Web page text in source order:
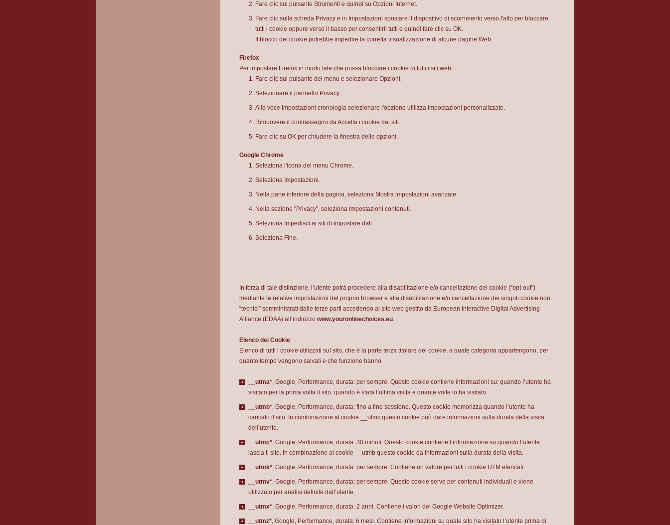
Fare clic sul pulsante Strumenti e quindi su Opzioni Internet.
Fare clic sulla scheda Privacy e in Impostazioni spostare il dispositivo di scorrimento verso l'alto per bloccare
tutti i cookie oppure verso il basso per consentirli tutti e quindi fare clic su OK.
Il blocco dei cookie potrebbe impedire la corretta visualizzazione di alcune pagine Web.
Firefox
Per impostare Firefox in modo tale che possa bloccare i cookie di tutti i siti web:
Fare clic sul pulsante dei menu e selezionare Opzioni.
Selezionare il pannello Privacy.
Alla voce Impostazioni cronologia selezionare l'opzione utilizza impostazioni personalizzate.
Rimuovere il contrassegno da Accetta i cookie dai siti.
Fare clic su OK per chiudere la finestra delle opzioni.
Google Chrome
Seleziona l'icona del menu Chrome.
Seleziona Impostazioni.
Nella parte inferiore della pagina, seleziona Mostra impostazioni avanzate.
Nella sezione "Privacy", seleziona Impostazioni contenuti.
Seleziona Impedisci ai siti di impostare dati.
Seleziona Fine.
In forza di tale distinzione, l’utente potrà procedere alla disabilitazione e/o cancellazione dei cookie (“opt-out”)
mediante le relative impostazioni del proprio browser e alla disabilitazione e/o cancellazione dei singoli cookie non
“tecnici” somministrati dalle terze parti accedendo al sito web gestito da European Interactive Digital Advertising
Alliance (EDAA) all’indirizzo www.youronlinechoices.eu.
Elenco dei Cookie
Elenco di tutti i cookie utilizzati sul sito, che è la parte terza titolare dei cookie, a quale categoria appartengono, per
quanto tempo vengono salvati e che funzione hanno
__utma*, Google, Performance, durata: per sempre. Questo cookie contiene informazioni su: quando l’utente ha
visitato per la prima volta il sito, quando è stata l’ultima visita e quante volte lo ha visitato.
__utmb*, Google, Performance, durata: fino a fine sessione. Questo cookie memorizza quando l’utente ha
caricato il sito. In combinazione al cookie __utmc questo cookie può dare informazioni sulla durata della visita
dell’utente.
__utmc*, Google, Performance, durata: 30 minuti. Questo cookie contiene l’informazione su quando l’utente
lascia il sito. In combinazione al cookie __utmb questo cookie da informazioni sulla durata della visita.
__utmk*, Google, Performance, durata: per sempre. Contiene un valore per tutti i cookie UTM elencati.
__utmv*, Google, Performance, durata: per sempre. Questo cookie serve per contenuti individuali e viene
utilizzato per analisi definite dall’utente.
__utmx*, Google, Performance, durata: 2 anni. Contiene i valori del Google Website Optimizer.
__utmz*, Google, Performance, durata: 6 mesi. Contiene informazioni su quale sito ha visitato l’utente prima di